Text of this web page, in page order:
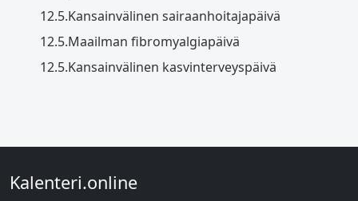
12.5.Kansainvälinen sairaanhoitajapäivä
12.5.Maailman fibromyalgiapäivä
12.5.Kansainvälinen kasvinterveyspäivä
Kalenteri.online